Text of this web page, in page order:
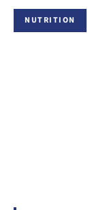
NUTRITION